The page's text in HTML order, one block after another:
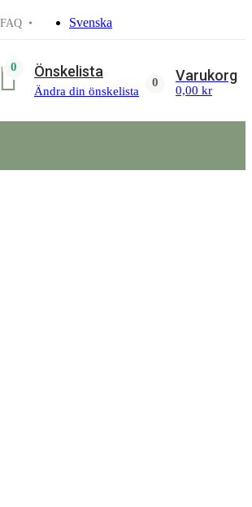
FAQ Svenska
0 Önskelista
Ändra din önskelista
0 Varukorg
0,00 kr